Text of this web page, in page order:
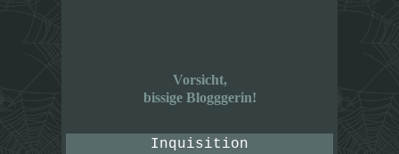
Vorsicht,
bissige Blogggerin!
Inquisition